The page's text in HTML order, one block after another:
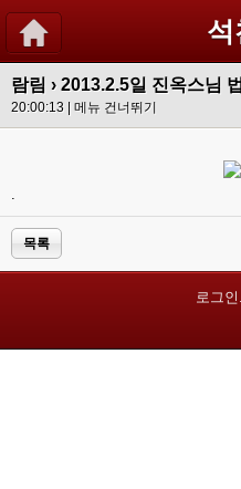
석
람림 › 2013.2.5일 진옥스님
20:00:13 | 메뉴 건너뛰기
.
목록
로그